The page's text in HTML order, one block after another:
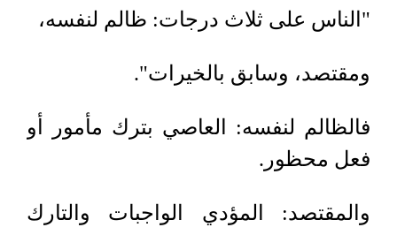
"الناس على ثلاث درجات: ظالم لنفسه،
ومقتصد، وسابق بالخيرات".
فالظالم لنفسه: العاصي بترك مأمور أو
فعل محظور.
والمقتصد: المؤدي الواجبات والتارك